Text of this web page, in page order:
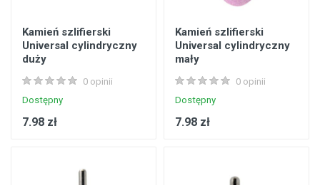
Kamień szlifierski
Universal cylindryczny
duży
0 opinii
Dostępny
7.98 zł
Kamień szlifierski
Universal cylindryczny
mały
0 opinii
Dostępny
7.98 zł